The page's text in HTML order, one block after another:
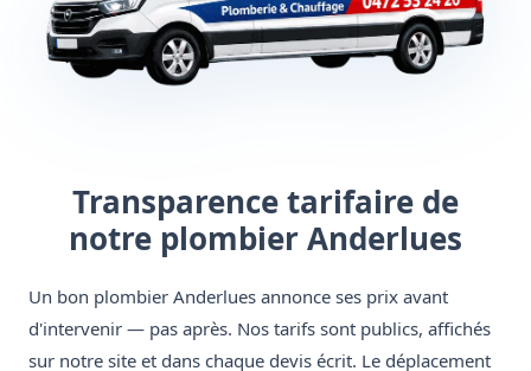
Transparence tarifaire de
notre plombier Anderlues
Un bon plombier Anderlues annonce ses prix avant
d'intervenir — pas après. Nos tarifs sont publics, affichés
sur notre site et dans chaque devis écrit. Le déplacement